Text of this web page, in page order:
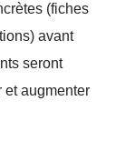
(fiches
avant
seront
et augmenter